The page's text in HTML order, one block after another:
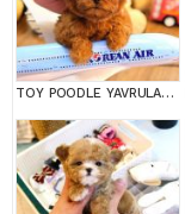
TOY POODLE YAVRULARIM